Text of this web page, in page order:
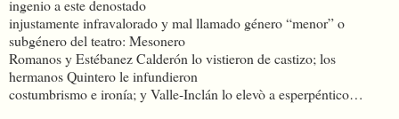
ingenio a este denostado
injustamente infravalorado y mal llamado género “menor” o
subgénero del teatro: Mesonero
Romanos y Estébanez Calderón lo vistieron de castizo; los
hermanos Quintero le infundieron
costumbrismo e ironía; y Valle-Inclán lo elevò a esperpéntico…